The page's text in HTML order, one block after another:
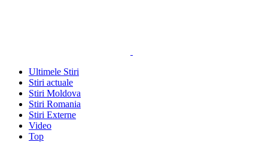
Ultimele Stiri
Stiri actuale
Stiri Moldova
Stiri Romania
Stiri Externe
Video
Top